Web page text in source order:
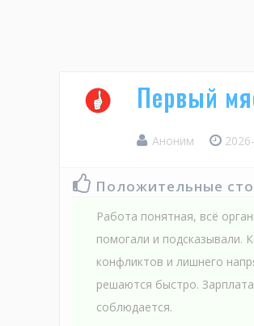
Первый
Аноним
Положительные
Работа понятная, всё
помогали и подсказывали.
конфликтов и лишнего
решаются быстро.
соблюдается.